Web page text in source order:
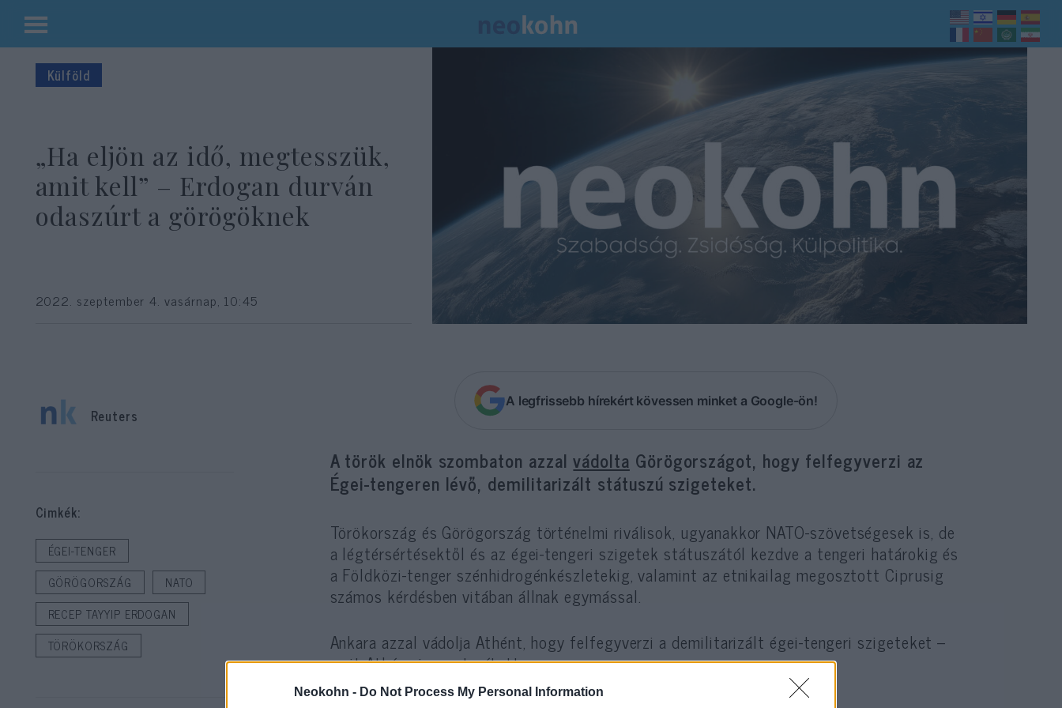
Neokohn - Do Not Process My Personal Information
Kilépés
tartalomba
Külföld
„Ha eljön az idő, megtesszük,
amit kell” – Erdogan durván
odaszúrt a görögöknek
2022. szeptember 4. vasárnap, 10:45
A legfrissebb hírekért kövessen minket a Google-ön!
A török elnök szombaton azzalvádolta Görögországot, hogy felfegyverzi az
Égei-tengeren lévő, demilitarizált státuszú szigeteket.
Törökország és Görögország történelmi riválisok, ugyanakkor NATO-szövetségesek is, de
a légtérsértésektől és az égei-tengeri szigetek státuszától kezdve a tengeri határokig és
a Földközi-tenger szénhidrogénkészletekig, valamint az etnikailag megosztott Ciprusig
számos kérdésben vitában állnak egymással.
Ankara azzal vádolja Athént, hogy felfegyverzi a demilitarizált égei-tengeri szigeteket –
amit Athén visszautasított.
Reuters
Cimkék:
ÉGEI-TENGER
GÖRÖGORSZÁG
NATO
RECEP TAYYIP ERDOGAN
TÖRÖKORSZÁG